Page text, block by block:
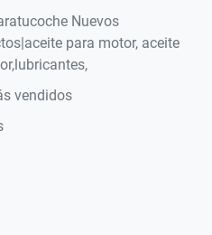
Nuevos
para motor, aceite
vendidos